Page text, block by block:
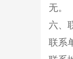
无。
六、
联系